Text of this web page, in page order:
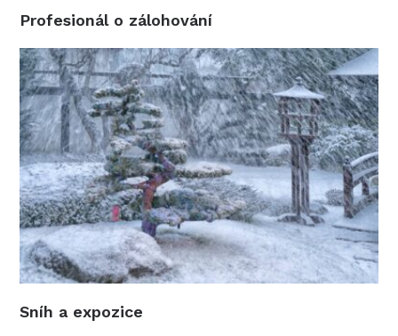
Profesionál o zálohování
Sníh a expozice